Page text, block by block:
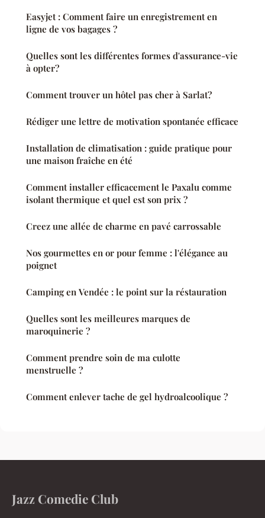
Easyjet : Comment faire un enregistrement en
ligne de vos bagages ?
Quelles sont les différentes formes d'assurance-vie
à opter?
Comment trouver un hôtel pas cher à Sarlat?
Rédiger une lettre de motivation spontanée efficace
Installation de climatisation : guide pratique pour
une maison fraîche en été
Comment installer efficacement le Paxalu comme
isolant thermique et quel est son prix ?
Creez une allée de charme en pavé carrossable
Nos gourmettes en or pour femme : l'élégance au
poignet
Camping en Vendée : le point sur la réstauration
Quelles sont les meilleures marques de
maroquinerie ?
Comment prendre soin de ma culotte
menstruelle ?
Comment enlever tache de gel hydroalcoolique ?
Jazz Comedie Club